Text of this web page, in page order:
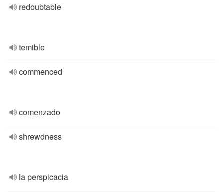
redoubtable
temible
commenced
comenzado
shrewdness
la perspicacia